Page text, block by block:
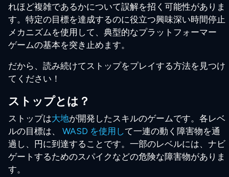
れほど複雑であるかについて誤解を招く可能性がありま
す。特定の目標を達成するのに役立つ興味深い時間停止
メカニズムを使用して、典型的なプラットフォーマー
ゲームの基本を突き止めます。
だから、読み続けてストップをプレイする方法を見つけ
てください！
ストップとは？
ストップは大地が開発したスキルのゲームです。各レベ
ルの目標は、 WASD を使用して一連の動く障害物を通
過し、円に到達することです。一部のレベルには、ナビ
ゲートするためのスパイクなどの危険な障害物がありま
す。